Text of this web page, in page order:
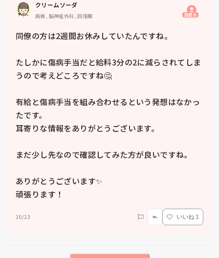
クリームソーダ
病棟, 脳神経外科, 回復期 質問主
同僚の方は2週間お休みしていたんですね。
たしかに傷病手当だと給料3分の2に減らされてしま
うので考えどころですね🤔
有給と傷病手当を組み合わせるという発想はなかっ
たです。
耳寄りな情報をありがとうございます。
まだ少し先なので確認してみた方が良いですね。
ありがとうございます✨
頑張ります！
10/23 いいね 1